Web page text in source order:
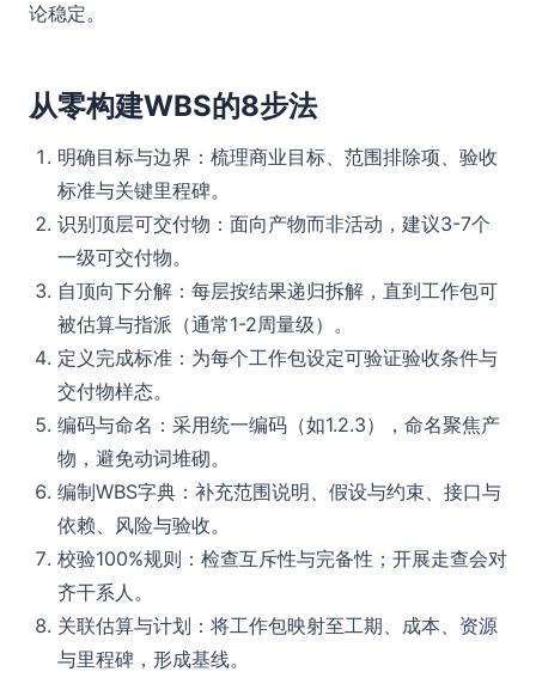
论稳定。
从零构建WBS的8步法
明确目标与边界：梳理商业目标、范围排除项、验收
标准与关键里程碑。
识别顶层可交付物：面向产物而非活动，建议3-7个
一级可交付物。
自顶向下分解：每层按结果递归拆解，直到工作包可
被估算与指派（通常1-2周量级）。
定义完成标准：为每个工作包设定可验证验收条件与
交付物样态。
编码与命名：采用统一编码（如1.2.3），命名聚焦产
物，避免动词堆砌。
编制WBS字典：补充范围说明、假设与约束、接口与
依赖、风险与验收。
校验100%规则：检查互斥性与完备性；开展走查会对
齐干系人。
关联估算与计划：将工作包映射至工期、成本、资源
与里程碑，形成基线。